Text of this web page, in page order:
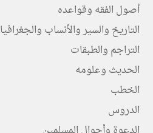
أصول الفقه وقواعده
التاريخ والسير والأنساب والجغرافيا
التراجم والطبقات
الحديث وعلومه
الخطب
الدروس